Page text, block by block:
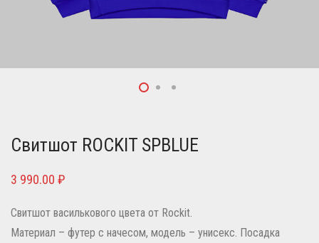
Свитшот ROCKIT SPBLUE
3 990.00 ₽
Свитшот василькового цвета от Rockit.
Материал – футер с начесом, модель – унисекс. Посадка